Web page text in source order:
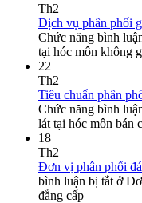
Th2
Dịch vụ phân phối
Chức năng bình
tại hóc môn không
22
Th2
Tiêu chuẩn phân
Chức năng bình
lát tại hóc môn bán
18
Th2
Đơn vị phân phối
bình luận bị tắt ở
đẳng cấp